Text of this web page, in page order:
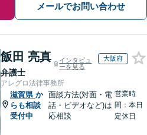
メールでお問い合わせ
飯田 亮真
弁護士
インタビュ
ーを見る
大阪府
アレグロ法律事務所
滋賀県 か
らも相談
受付中
面談方法(対面・電
話・ビデオなど)は
応相談
営業時
間：本日
定休日